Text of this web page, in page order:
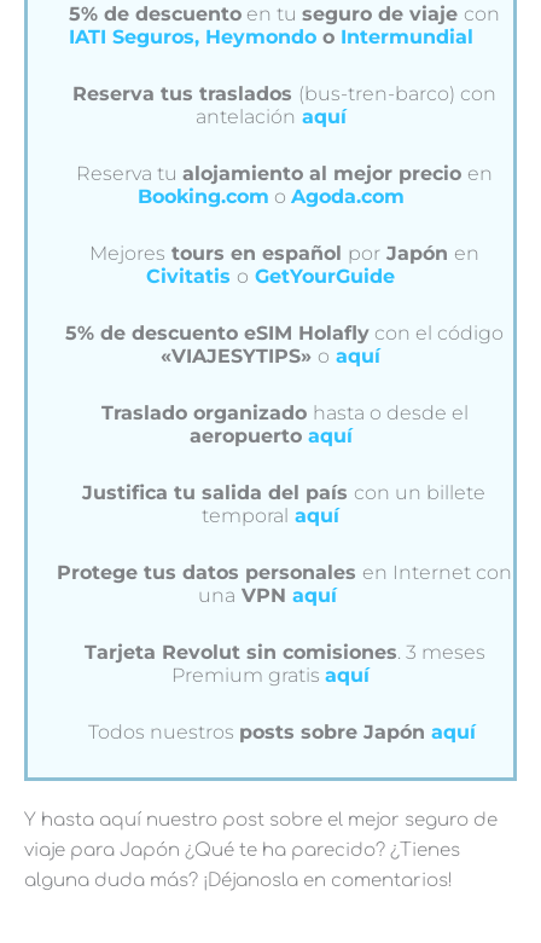
5% de descuento en tuseguro de viaje con
IATI Seguros, Heymondoo Intermundial
Reserva tus traslados (bus-tren-barco) con
antelación aquí
Reserva tu alojamiento al mejor precio en
Booking.com o Agoda.com
Mejores tours en español por Japón en
Civitatis o GetYourGuide
5% de descuento eSIM Holafly con el código
«VIAJESYTIPS» o aquí
Traslado organizado hasta o desde el
aeropuerto aquí
Justifica tu salida del país con un billete
temporal aquí
Protege tus datos personales en Internet con
una VPN aquí
Tarjeta Revolut sin comisiones. 3 meses
Premium gratis aquí
Todos nuestros posts sobre Japón aquí
Y hasta aquí nuestro post sobre el mejor seguro de
viaje para Japón ¿Qué te ha parecido? ¿Tienes
alguna duda más? ¡Déjanosla en comentarios!